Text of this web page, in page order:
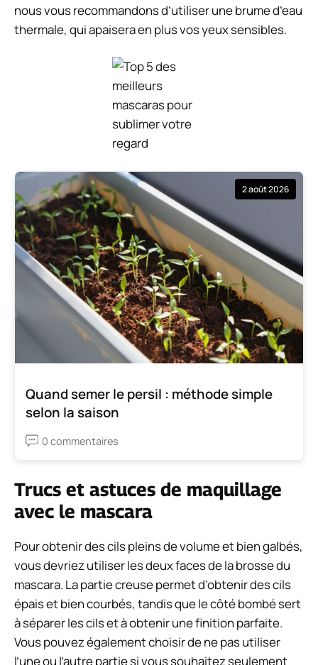
nous vous recommandons d’utiliser une brume d’eau
thermale, qui apaisera en plus vos yeux sensibles.
2 août 2026
Quand semer le persil : méthode simple
selon la saison
0 commentaires
Trucs et astuces de maquillage
avec le mascara
Pour obtenir des cils pleins de volume et bien galbés,
vous devriez utiliser les deux faces de la brosse du
mascara. La partie creuse permet d’obtenir des cils
épais et bien courbés, tandis que le côté bombé sert
à séparer les cils et à obtenir une finition parfaite.
Vous pouvez également choisir de ne pas utiliser
l’une ou l’autre partie si vous souhaitez seulement